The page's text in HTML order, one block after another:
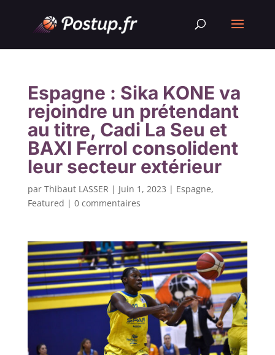
Espagne : Sika KONE va
rejoindre un prétendant
au titre, Cadi La Seu et
BAXI Ferrol consolident
leur secteur extérieur
par Thibaut LASSER | Juin 1, 2023 | Espagne,
Featured | 0 commentaires